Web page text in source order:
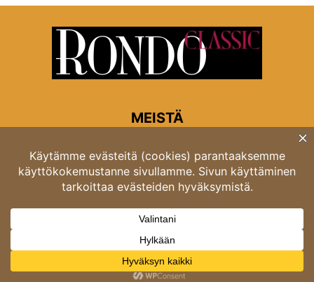
MEISTÄ
Rondon toimitus
Opastinsilta 6A 00520 Helsinki
Asiakaspalvelu: puh. 03 4246 5318
asiakaspalvelu@rondo.fi
Ota meihin yhteyttä:toimitus@rondo.fi
© Classicus Oy 2026 ver 2.4